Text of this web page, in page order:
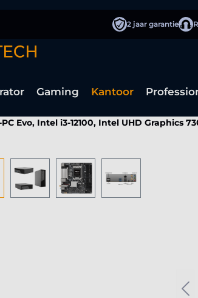
2 jaar garantie
Gaming Kantoor
Evo, Intel i3-12100, Intel UHD Graphics
overslaan